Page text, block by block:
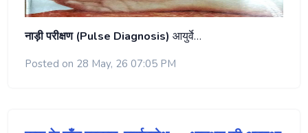
नाड़ी परीक्षण (Pulse Diagnosis) आयुर्वे…
Posted on 28 May, 26 07:05 PM